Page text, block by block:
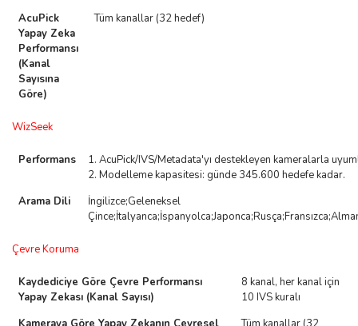
AcuPick
Yapay Zeka
Performansı
(Kanal
Sayısına
Göre)
Tüm kanallar (32 hedef)
WizSeek
Performans
1. AcuPick/IVS/Metadata'yı destekleyen kameralarla
2. Modelleme kapasitesi: günde 345.600 hedefe kadar.
Arama Dili
İngilizce;Geleneksel
Çevre Koruma
Kaydediciye Göre Çevre Performansı
Yapay Zekası (Kanal Sayısı)
8 kanal, her kanal için
10 IVS kuralı